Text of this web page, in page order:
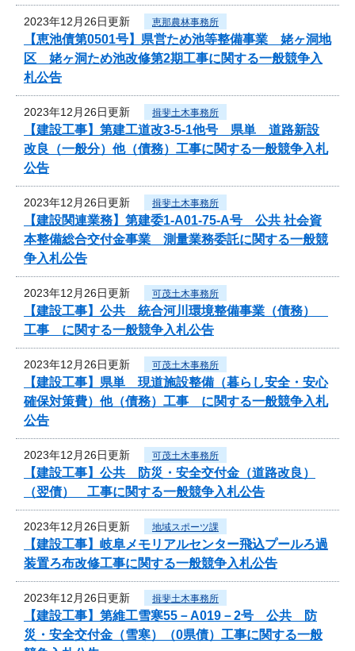
2023年12月26日更新 恵那農林事務所
【恵池債第0501号】県営ため池等整備事業 姥ヶ洞地
区 姥ヶ洞ため池改修第2期工事に関する一般競争入
札公告
2023年12月26日更新 揖斐土木事務所
【建設工事】第建工道改3-5-1他号 県単 道路新設
改良（一般分）他（債務）工事に関する一般競争入札
公告
2023年12月26日更新 揖斐土木事務所
【建設関連業務】第建委1-A01-75-A号 公共 社会資
本整備総合交付金事業 測量業務委託に関する一般競
争入札公告
2023年12月26日更新 可茂土木事務所
【建設工事】公共 統合河川環境整備事業（債務）
工事 に関する一般競争入札公告
2023年12月26日更新 可茂土木事務所
【建設工事】県単 現道施設整備（暮らし安全・安心
確保対策費）他（債務）工事 に関する一般競争入札
公告
2023年12月26日更新 可茂土木事務所
【建設工事】公共 防災・安全交付金（道路改良）
（翌債） 工事に関する一般競争入札公告
2023年12月26日更新 地域スポーツ課
【建設工事】岐阜メモリアルセンター飛込プールろ過
装置ろ布改修工事に関する一般競争入札公告
2023年12月26日更新 揖斐土木事務所
【建設工事】第維工雪寒55－A019－2号 公共 防
災・安全交付金（雪寒）（0県債）工事に関する一般